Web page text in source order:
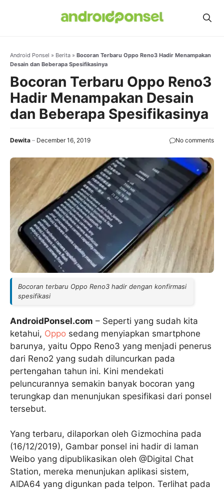
Android Ponsel » Berita » Bocoran Terbaru Oppo Reno3 Hadir Menampakan
Desain dan Beberapa Spesifikasinya
Bocoran Terbaru Oppo Reno3
Hadir Menampakan Desain
dan Beberapa Spesifikasinya
Dewita December 16, 2019 No comments
Bocoran terbaru Oppo Reno3 hadir dengan konfirmasi
spesifikasi
AndroidPonsel.com – Seperti yang sudah kita
ketahui, Oppo sedang menyiapkan smartphone
barunya, yaitu Oppo Reno3 yang menjadi penerus
dari Reno2 yang sudah diluncurkan pada
pertengahan tahun ini. Kini mendekati
peluncurannya semakin banyak bocoran yang
terungkap dan menunjukan spesifikasi dari ponsel
tersebut.
Yang terbaru, dilaporkan oleh Gizmochina pada
(16/12/2019), Gambar ponsel ini hadir di laman
Weibo yang dipublikasikan oleh @Digital Chat
Station, mereka menunjukan aplikasi sistem,
AIDA64 yang digunkan pada telpon. Terlihat pada